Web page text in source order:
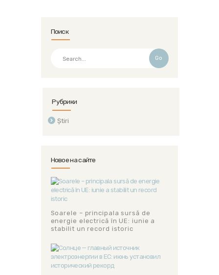
Поиск
Go
Рубрики
Știri
Новое на сайте
Soarele – principala sursă de
energie electrică în UE: iunie a
stabilit un record istoric